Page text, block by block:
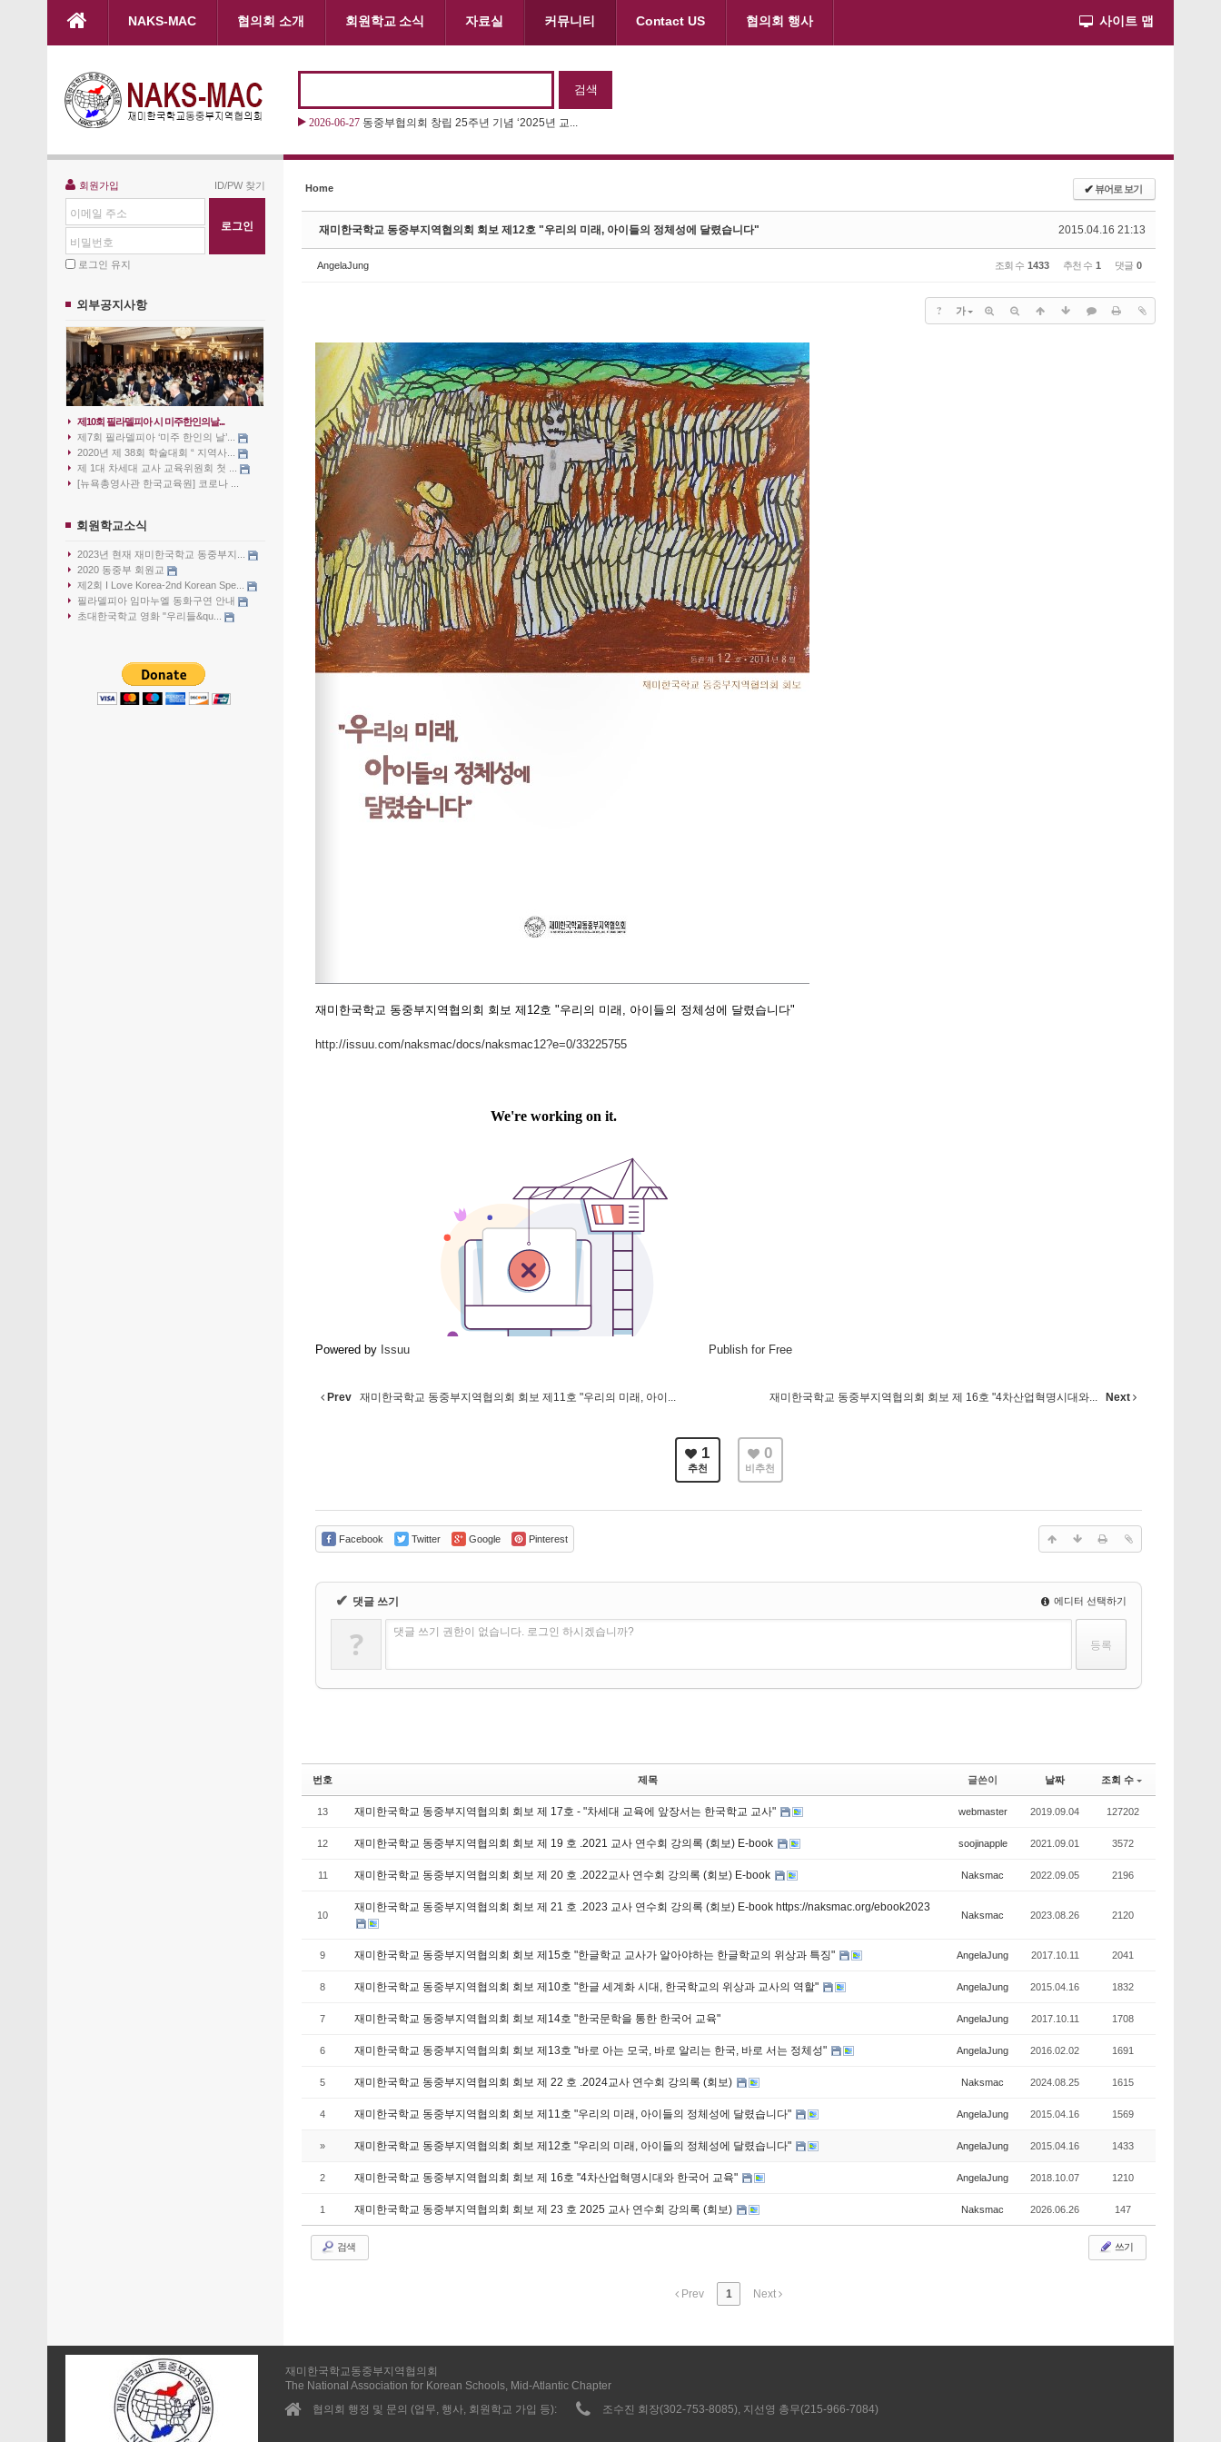
본문으로 바로가기
NAKS-MAC 협의회 소개 회원학교 소식 자료실 커뮤니티 Contact US 협의회 행사 사이트 맵
2026-06-27 동중부협의회 창립 25주년 기념 ‘2025년 교...
회원가입 ID/PW 찾기
이메일 주소
비밀번호
로그인 유지
외부공지사항
제10회 필라델피아 시 미주한인의날...
제7회 필라델피아 ‘미주 한인의 날’...
2020년 제 38회 학술대회 “ 지역사...
제 1대 차세대 교사 교육위원회 첫 ...
[뉴욕총영사관 한국교육원] 코로나 ...
회원학교소식
2023년 현재 재미한국학교 동중부지...
2020 동중부 회원교
제2회 I Love Korea-2nd Korean Spe...
필라델피아 임마누엘 동화구연 안내
초대한국학교 영화 "우리들&qu...
Home ✔뷰어로 보기
2015.04.16 21:13
재미한국학교 동중부지역협의회 회보 제12호 "우리의 미래, 아이들의 정체성에 달렸습니다"
AngelaJung 조회 수 1433 추천 수 1 댓글 0
? 가
재미한국학교 동중부지역협의회 회보 제12호 "우리의 미래, 아이들의 정체성에 달렸습니다"
http://issuu.com/naksmac/docs/naksmac12?e=0/33225755
Powered by Issuu Publish for Free
Prev 재미한국학교 동중부지역협의회 회보 제11호 "우리의 미래, 아이... 재미한국학교 동중부지역협의회 회보 제 16호 "4차산업혁명시대와... Next
1
추천
0
비추천
Facebook Twitter Google Pinterest
✔ 댓글 쓰기 에디터 선택하기
? 댓글 쓰기 권한이 없습니다. 로그인 하시겠습니까?
번호 제목 글쓴이 날짜 조회 수
13 재미한국학교 동중부지역협의회 회보 제 17호 - "차세대 교육에 앞장서는 한국학교 교사" webmaster 2019.09.04 127202
12 재미한국학교 동중부지역협의회 회보 제 19 호 .2021 교사 연수회 강의록 (회보) E-book soojinapple 2021.09.01 3572
11 재미한국학교 동중부지역협의회 회보 제 20 호 .2022교사 연수회 강의록 (회보) E-book Naksmac 2022.09.05 2196
10
재미한국학교 동중부지역협의회 회보 제 21 호 .2023 교사 연수회 강의록 (회보) E-book https://naksmac.org/ebook2023
Naksmac 2023.08.26 2120
9 재미한국학교 동중부지역협의회 회보 제15호 "한글학교 교사가 알아야하는 한글학교의 위상과 특징" AngelaJung 2017.10.11 2041
8 재미한국학교 동중부지역협의회 회보 제10호 "한글 세계화 시대, 한국학교의 위상과 교사의 역할" AngelaJung 2015.04.16 1832
7 재미한국학교 동중부지역협의회 회보 제14호 "한국문학을 통한 한국어 교육" AngelaJung 2017.10.11 1708
6 재미한국학교 동중부지역협의회 회보 제13호 "바로 아는 모국, 바로 알리는 한국, 바로 서는 정체성" AngelaJung 2016.02.02 1691
5 재미한국학교 동중부지역협의회 회보 제 22 호 .2024교사 연수회 강의록 (회보) Naksmac 2024.08.25 1615
4 재미한국학교 동중부지역협의회 회보 제11호 "우리의 미래, 아이들의 정체성에 달렸습니다" AngelaJung 2015.04.16 1569
» 재미한국학교 동중부지역협의회 회보 제12호 "우리의 미래, 아이들의 정체성에 달렸습니다" AngelaJung 2015.04.16 1433
2 재미한국학교 동중부지역협의회 회보 제 16호 "4차산업혁명시대와 한국어 교육" AngelaJung 2018.10.07 1210
1 재미한국학교 동중부지역협의회 회보 제 23 호 2025 교사 연수회 강의록 (회보) Naksmac 2026.06.26 147
검색 쓰기
Prev 1 Next
재미한국학교동중부지역협의회
The National Association for Korean Schools, Mid-Atlantic Chapter
협의회 행정 및 문의 (업무, 행사, 회원학교 가입 등):
조수진 회장(302-753-8085), 지선영 총무(215-966-7084)
Sketchbook5, 스케치북5
Sketchbook5, 스케치북5
Sketchbook5, 스케치북5
Sketchbook5, 스케치북5